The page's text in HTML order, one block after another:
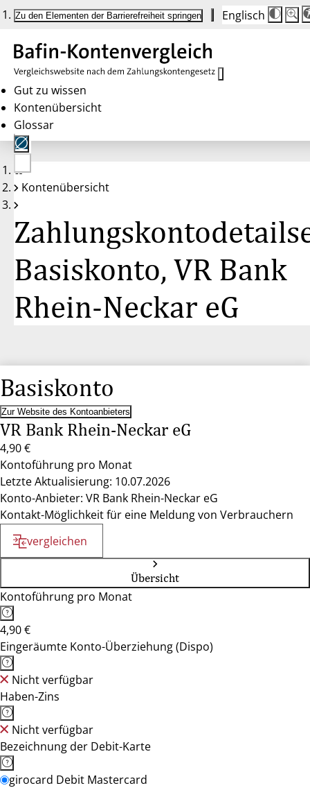
Zu den Elementen der Barrierefreiheit springen Englisch
Die
auf
100
100
Gut zu wissen
Kontenübersicht
Glossar
Keine
Konten
Kontenübersicht
Basiskonto, VR Bank
Rhein-Neckar eG
Basiskonto
Zur Website des Kontoanbieters
VR Bank Rhein-Neckar eG
4,90 €
Kontoführung pro Monat
Letzte Aktualisierung: 10.07.2026
Konto-Anbieter: VR Bank Rhein-Neckar eG
Kontakt-Möglichkeit für eine Meldung von Verbrauchern
vergleichen
Übersicht
Kontoführung pro Monat
4,90 €
Eingeräumte Konto-Überziehung (Dispo)
Nicht verfügbar
Haben-Zins
Nicht verfügbar
Bezeichnung der Debit-Karte
girocard Debit Mastercard